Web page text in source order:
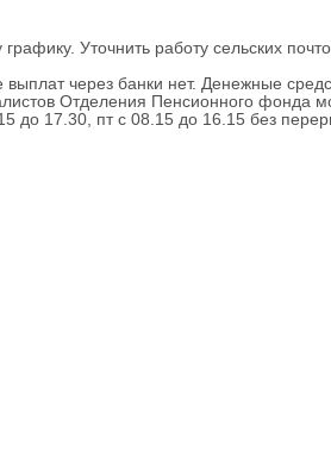
Уточнить работу сельских
через банки нет. Денежные
Отделения Пенсионного фонда
до 17.30, пт с 08.15 до 16.15 без